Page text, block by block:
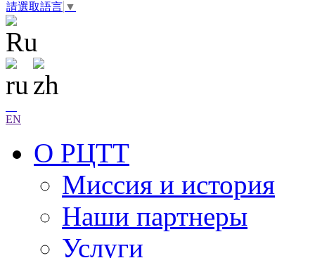
請選取語言 ▼
EN
О РЦТТ
Миссия и история
Наши партнеры
Услуги